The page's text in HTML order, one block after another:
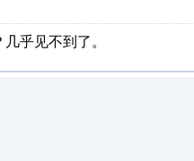
乎见不到了。